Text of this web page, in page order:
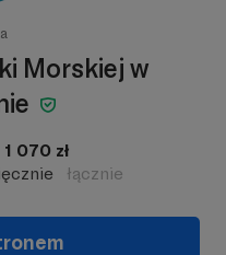
Morskiej w
1 070 zł
łącznie